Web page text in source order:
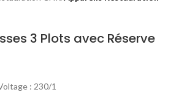
3 Plots avec Réserve
: 230/1